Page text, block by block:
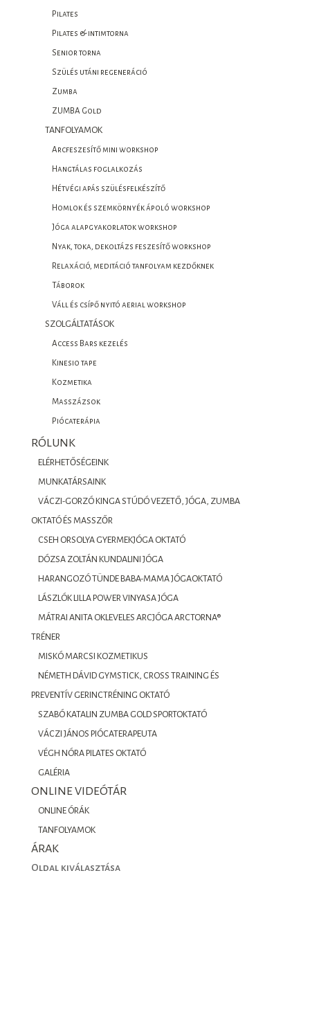
Pilates
Pilates & intimtorna
Senior torna
Szülés utáni regeneráció
Zumba
ZUMBA Gold
TANFOLYAMOK
Arcfeszesítő mini workshop
Hangtálas foglalkozás
Hétvégi apás szülésfelkészítő
Homlok és szemkörnyék ápoló workshop
Jóga alapgyakorlatok workshop
Nyak, toka, dekoltázs feszesítő workshop
Relaxáció, meditáció tanfolyam kezdőknek
Táborok
Váll és csípő nyitó aerial workshop
SZOLGÁLTATÁSOK
Access Bars kezelés
Kinesio tape
Kozmetika
Masszázsok
Piócaterápia
RÓLUNK
ELÉRHETŐSÉGEINK
MUNKATÁRSAINK
VÁCZI-GORZÓ KINGA STÚDÓ VEZETŐ, JÓGA, ZUMBA
OKTATÓ ÉS MASSZŐR
CSEH ORSOLYA GYERMEKJÓGA OKTATÓ
DÓZSA ZOLTÁN KUNDALINI JÓGA
HARANGOZÓ TÜNDE BABA-MAMA JÓGAOKTATÓ
LÁSZLÓK LILLA POWER VINYASA JÓGA
MÁTRAI ANITA OKLEVELES ARCJÓGA ARCTORNA®
TRÉNER
MISKÓ MARCSI KOZMETIKUS
NÉMETH DÁVID GYMSTICK, CROSS TRAINING ÉS
PREVENTÍV GERINCTRÉNING OKTATÓ
SZABÓ KATALIN ZUMBA GOLD SPORTOKTATÓ
VÁCZI JÁNOS PIÓCATERAPEUTA
VÉGH NÓRA PILATES OKTATÓ
GALÉRIA
ONLINE VIDEÓTÁR
ONLINE ÓRÁK
TANFOLYAMOK
ÁRAK
Oldal kiválasztása